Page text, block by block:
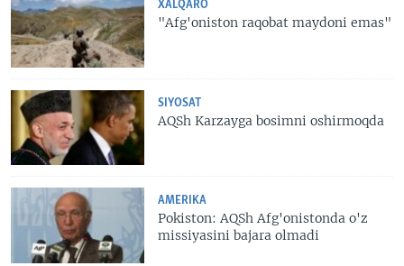
XALQARO
"Afg'oniston raqobat maydoni emas"
SIYOSAT
AQSh Karzayga bosimni oshirmoqda
AMERIKA
Pokiston: AQSh Afg'onistonda o'z
missiyasini bajara olmadi